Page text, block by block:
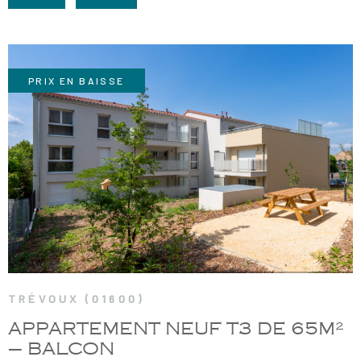
TRÉVOUX (01600)
APPARTEMENT NEUF T3 DE 65M²
– BALCON
PRIX EN BAISSE
VOIR LE BIEN